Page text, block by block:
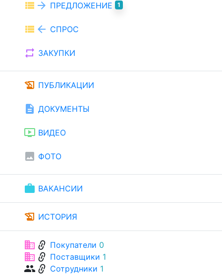
view_list arrow_forward ПРЕДЛОЖЕНИЕ 1
view_list arrow_back СПРОС
repeat ЗАКУПКИ
history_edu ПУБЛИКАЦИИ
description ДОКУМЕНТЫ
ondemand_video ВИДЕО
image ФОТО
work ВАКАНСИИ
history_edu ИСТОРИЯ
businesslink Покупатели 0
businesslink Поставщики 1
grouplink Сотрудники 1